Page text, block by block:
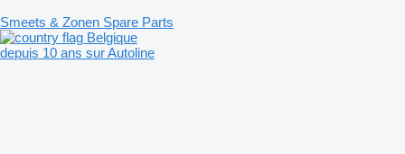
Smeets & Zonen Spare Parts
Belgique
depuis 10 ans sur Autoline